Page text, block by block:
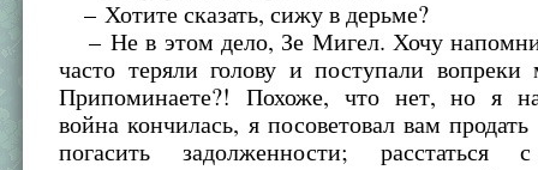
– Хотите сказать, сижу в дерьме?
– Не в этом дело, Зе Мигел. Хочу
часто теряли голову и поступали
Припоминаете?! Похоже, что нет, но я
война кончилась, я посоветовал вам
погасить задолженности; расстаться